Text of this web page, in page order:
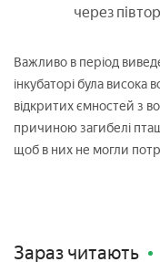
через
Важливо в період
інкубаторі була висока
відкритих ємностей з
причиною загибелі
щоб в них не могли
Зараз читають